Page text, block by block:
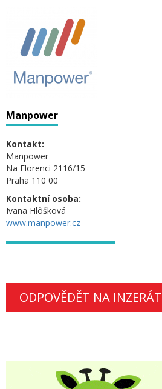
Manpower
Kontakt:
Manpower
Na Florenci 2116/15
Praha 110 00
Kontaktní osoba:
Ivana Hlôšková
www.manpower.cz
ODPOVĚDĚT NA INZERÁT